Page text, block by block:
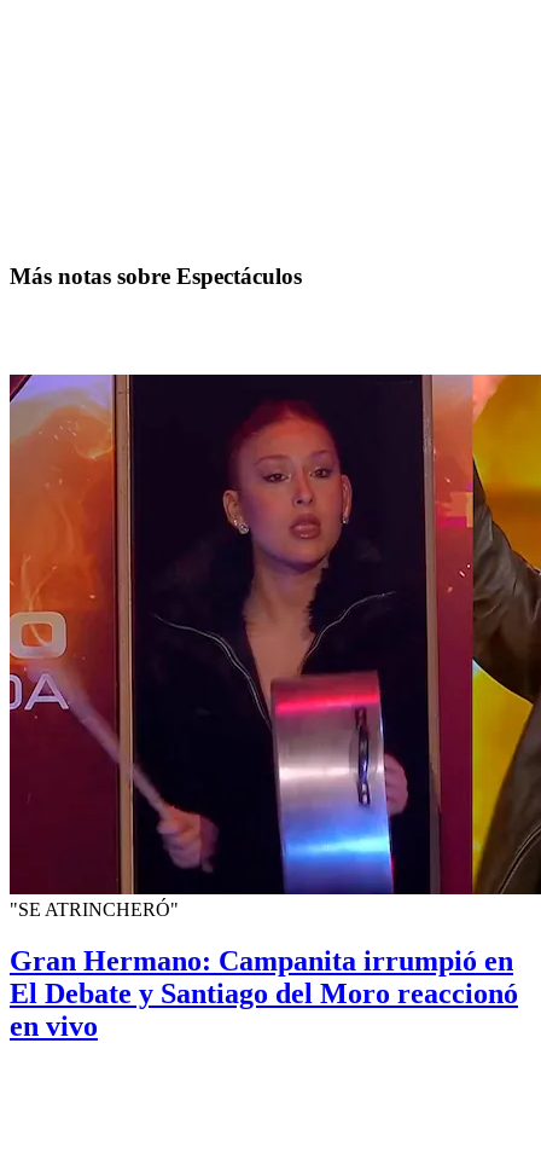
Más notas sobre Espectáculos
"SE ATRINCHERÓ"
Gran Hermano: Campanita irrumpió en
El Debate y Santiago del Moro reaccionó
en vivo